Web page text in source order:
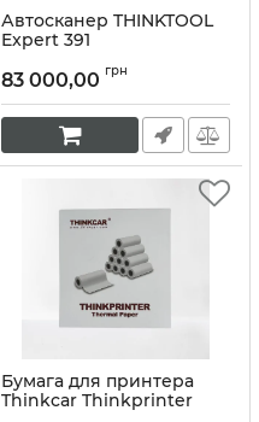
Автосканер THINKTOOL
Expert 391
83 000,00 грн
Бумага для принтера
Thinkcar Thinkprinter